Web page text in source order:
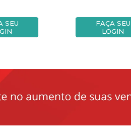
SEU
FAÇA SEU
LOGIN